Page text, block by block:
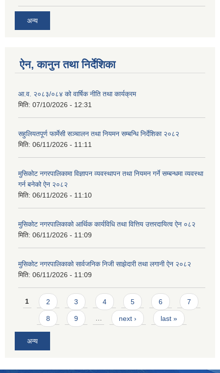
अन्य
ऐन, कानुन तथा निर्देशिका
आ.व. २०८३/०८४ को वार्षिक नीति तथा कार्यक्रम
मिति: 07/10/2026 - 12:31
सहुलियतपूर्ण फार्मेसी सञ्चालन तथा नियमन सम्बन्धि निर्देशिका २०८२
मिति: 06/11/2026 - 11:11
मुसिकोट नगरपालिकामा विज्ञापन व्यवस्थापन तथा नियमन गर्ने सम्बन्धमा व्यवस्था
गर्न बनेको ऐन २०८२
मिति: 06/11/2026 - 11:10
मुसिकोट नगरपालिकाको आर्थिक कार्यविधि तथा वित्तिय उत्तरदायित्व ऐन ०८२
मिति: 06/11/2026 - 11:09
मुसिकोट नगरपालिकाको सार्वजनिक निजी साझेदारी तथा लगानी ऐन २०८२
मिति: 06/11/2026 - 11:09
Pages
1 2 3 4 5 6 7
8 9 … next › last »
अन्य